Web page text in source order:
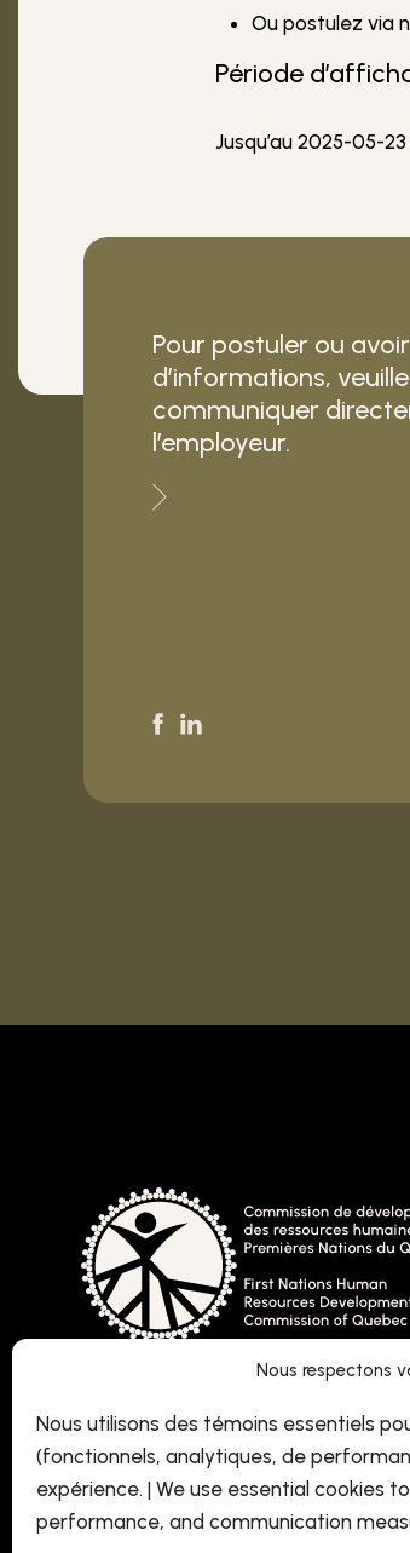
Nous respectons
Nous utilisons des témoins essentiels
(fonctionnels, analytiques, de
expérience. | We use essential cookies
performance, and communication
Ou postulez via
Période
Jusqu’au 2025-05-
Pour postuler ou
d’informations,
communiquer
l’employeur.